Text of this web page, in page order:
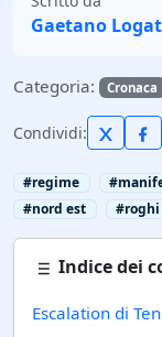
Gaetano
Categoria: Cronaca
Condividi:
#regime
#nord est
#roghi
Indice dei
Escalation di